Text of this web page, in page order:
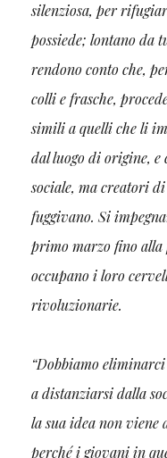
silenziosa, per
possiede; lontano da
rendono conto che,
colli e frasche,
simili a quelli che li
dal luogo di origine, e
sociale, ma creatori
fuggivano. Si
primo marzo fino alla
occupano i loro
rivoluzionarie.
“Dobbiamo
a distanziarsi dalla
la sua idea non viene
perché i giovani in